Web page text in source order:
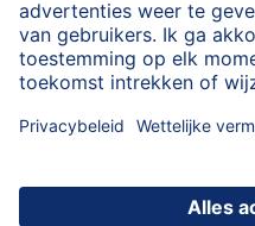
Stempel
Meer